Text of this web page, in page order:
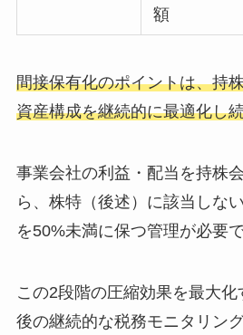
額
間接保有化のポイントは、持
資産構成を継続的に最適化し
事業会社の利益・配当を持株
ら、株特（後述）に該当しな
を50%未満に保つ管理が必要で
この2段階の圧縮効果を最大
後の継続的な税務モニタリン